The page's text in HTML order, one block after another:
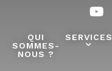
QUI
SOMMES-
NOUS ?
SERVICES